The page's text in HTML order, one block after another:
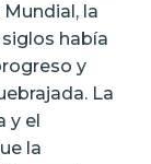
la
había
y
La
y el
la